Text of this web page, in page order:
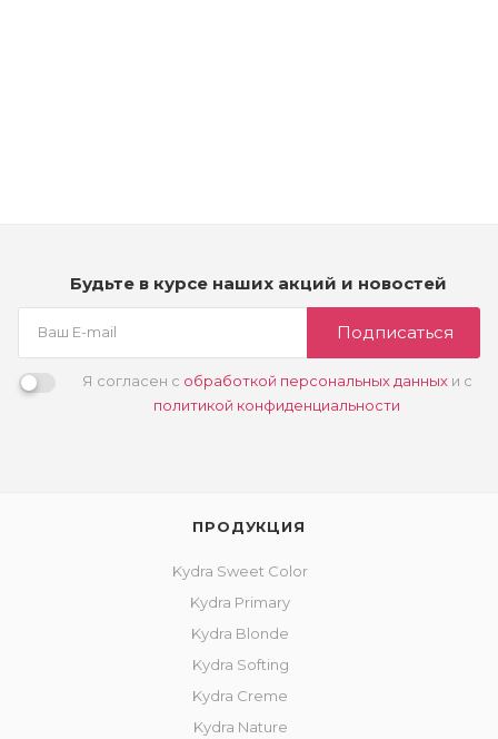
Будьте в курсе наших акций и новостей
Подписаться
Я согласен с обработкой персональных данныхи с
политикой конфиденциальности
ПРОДУКЦИЯ
Kydra Sweet Color
Kydra Primary
Kydra Blonde
Kydra Softing
Kydra Creme
Kydra Nature